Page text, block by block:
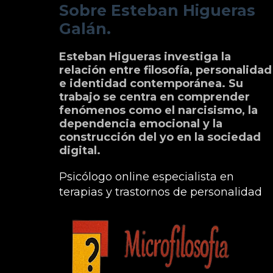
Sobre Esteban Higueras
Galán.
Esteban Higueras investiga la
relación entre filosofía, personalidad
e identidad contemporánea. Su
trabajo se centra en comprender
fenómenos como el narcisismo, la
dependencia emocional y la
construcción del yo en la sociedad
digital.
Psicólogo online especialista en
terapias y trastornos de personalidad